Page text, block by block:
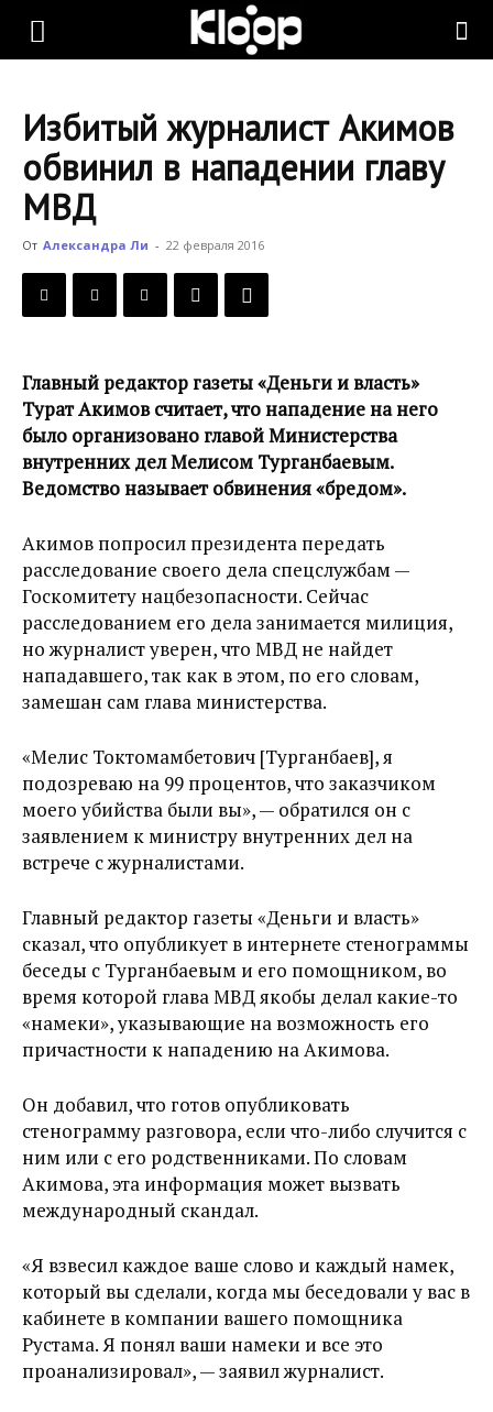
KLOOP.KG
Новости
Кыргызстана
Избитый журналист Акимов
обвинил в нападении главу
МВД
От Александра Ли - 22 февраля 2016
Главный редактор газеты «Деньги и власть»
Турат Акимов считает, что нападение на него
было организовано главой Министерства
внутренних дел Мелисом Турганбаевым.
Ведомство называет обвинения «бредом».
Акимов попросил президента передать
расследование своего дела спецслужбам —
Госкомитету нацбезопасности. Сейчас
расследованием его дела занимается милиция,
но журналист уверен, что МВД не найдет
нападавшего, так как в этом, по его словам,
замешан сам глава министерства.
«Мелис Токтомамбетович [Турганбаев], я
подозреваю на 99 процентов, что заказчиком
моего убийства были вы», — обратился он с
заявлением к министру внутренних дел на
встрече с журналистами.
Главный редактор газеты «Деньги и власть»
сказал, что опубликует в интернете стенограммы
беседы с Турганбаевым и его помощником, во
время которой глава МВД якобы делал какие-то
«намеки», указывающие на возможность его
причастности к нападению на Акимова.
Он добавил, что готов опубликовать
стенограмму разговора, если что-либо случится с
ним или с его родственниками. По словам
Акимова, эта информация может вызвать
международный скандал.
«Я взвесил каждое ваше слово и каждый намек,
который вы сделали, когда мы беседовали у вас в
кабинете в компании вашего помощника
Рустама. Я понял ваши намеки и все это
проанализировал», — заявил журналист.